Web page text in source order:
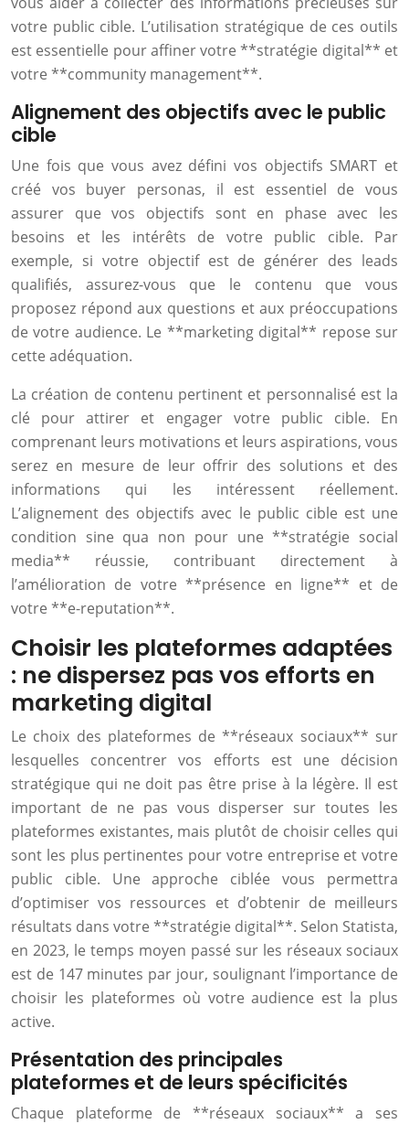
votre public cible. L’utilisation stratégique de ces outils
est essentielle pour affiner votre **stratégie digital** et
votre **community management**.
Alignement des objectifs avec le public
cible
Une fois que vous avez défini vos objectifs SMART et
créé vos buyer personas, il est essentiel de vous
assurer que vos objectifs sont en phase avec les
besoins et les intérêts de votre public cible. Par
exemple, si votre objectif est de générer des leads
qualifiés, assurez-vous que le contenu que vous
proposez répond aux questions et aux préoccupations
de votre audience. Le **marketing digital** repose sur
cette adéquation.
La création de contenu pertinent et personnalisé est la
clé pour attirer et engager votre public cible. En
comprenant leurs motivations et leurs aspirations, vous
serez en mesure de leur offrir des solutions et des
informations qui les intéressent réellement.
L’alignement des objectifs avec le public cible est une
condition sine qua non pour une **stratégie social
media** réussie, contribuant directement à
l’amélioration de votre **présence en ligne** et de
votre **e-reputation**.
Choisir les plateformes adaptées
: ne dispersez pas vos efforts en
marketing digital
Le choix des plateformes de **réseaux sociaux** sur
lesquelles concentrer vos efforts est une décision
stratégique qui ne doit pas être prise à la légère. Il est
important de ne pas vous disperser sur toutes les
plateformes existantes, mais plutôt de choisir celles qui
sont les plus pertinentes pour votre entreprise et votre
public cible. Une approche ciblée vous permettra
d’optimiser vos ressources et d’obtenir de meilleurs
résultats dans votre **stratégie digital**. Selon Statista,
en 2023, le temps moyen passé sur les réseaux sociaux
est de 147 minutes par jour, soulignant l’importance de
choisir les plateformes où votre audience est la plus
active.
Présentation des principales
plateformes et de leurs spécificités
Chaque plateforme de **réseaux sociaux** a ses